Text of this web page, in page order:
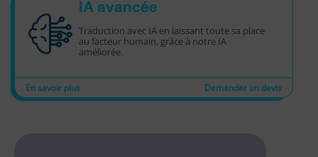
IA avancée
Traduction avec IA en laissant toute sa place
au facteur humain, grâce à notre IA
améliorée.
En savoir plus Demander un devis